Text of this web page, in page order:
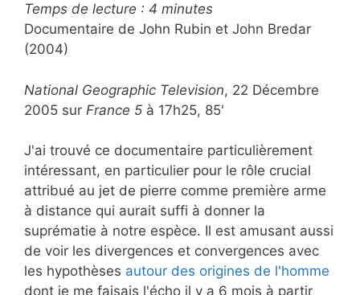
Temps de lecture : 4 minutes
Documentaire de John Rubin et John Bredar
(2004)
National Geographic Television, 22 Décembre
2005 sur France 5 à 17h25, 85'
J'ai trouvé ce documentaire particulièrement
intéressant, en particulier pour le rôle crucial
attribué au jet de pierre comme première arme
à distance qui aurait suffi à donner la
suprématie à notre espèce. Il est amusant aussi
de voir les divergences et convergences avec
les hypothèses autour des origines de l'homme
dont je me faisais l'écho il y a 6 mois à partir